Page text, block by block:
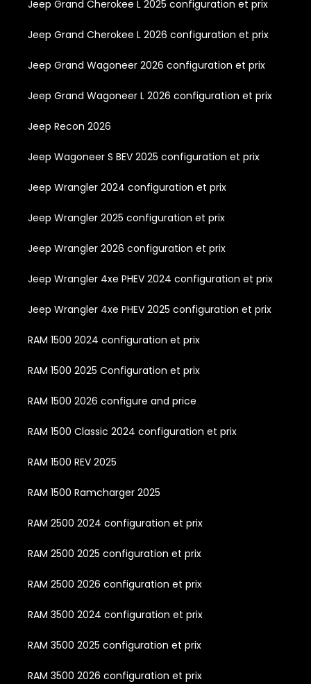
Jeep Grand Cherokee L 2025 configuration et prix
Jeep Grand Cherokee L 2026 configuration et prix
Jeep Grand Wagoneer 2026 configuration et prix
Jeep Grand Wagoneer L 2026 configuration et prix
Jeep Recon 2026
Jeep Wagoneer S BEV 2025 configuration et prix
Jeep Wrangler 2024 configuration et prix
Jeep Wrangler 2025 configuration et prix
Jeep Wrangler 2026 configuration et prix
Jeep Wrangler 4xe PHEV 2024 configuration et prix
Jeep Wrangler 4xe PHEV 2025 configuration et prix
RAM 1500 2024 configuration et prix
RAM 1500 2025 Configuration et prix
RAM 1500 2026 configure and price
RAM 1500 Classic 2024 configuration et prix
RAM 1500 REV 2025
RAM 1500 Ramcharger 2025
RAM 2500 2024 configuration et prix
RAM 2500 2025 configuration et prix
RAM 2500 2026 configuration et prix
RAM 3500 2024 configuration et prix
RAM 3500 2025 configuration et prix
RAM 3500 2026 configuration et prix